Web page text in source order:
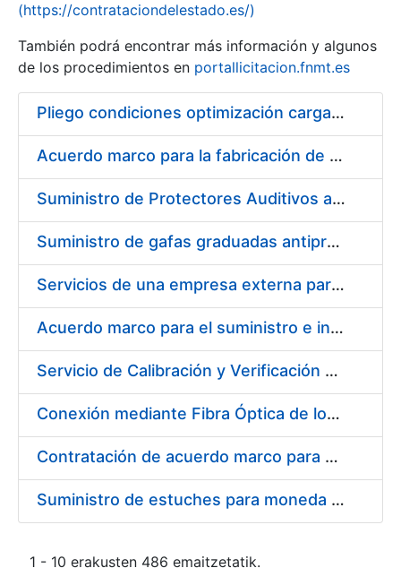
Erakutsi/Ezkutatu
(https://contrataciondelestado.es/)
También podrá encontrar más información y algunos
de los procedimientos en portallicitacion.fnmt.es
Pliego condiciones optimización cargas compras firmado
Acuerdo marco para la fabricación de piezas
Suministro de Protectores Auditivos a medida para las personas trabajadoras de los Centros de Trabajo de Madrid y Burgos
Suministro de gafas graduadas antiproyecciones para los trabajadores de la FNMT-RCM en los centros de trabajo de Madrid y Burgos
Servicios de una empresa externa para el asesoramiento y resolución de los recursos de alzada que se presentan relacionados con procesos de selección para la FNMT-RCM
Acuerdo marco para el suministro e instalación de persianas, estores y otros complementos
Servicio de Calibración y Verificación Externa de los Equipos de Medición del Servicio de Prevención de la FNMT-RCM
Conexión mediante Fibra Óptica de los Centros de Proceso de Datos (CPDs) de las sedes de la FNMT-RCM de Burgos y Madrid
Contratación de acuerdo marco para el Suministro de Material de Electricidad para la Fábrica Nacional de Moneda y Timbre-Real Casa de la Moneda en su centro de trabajo de Burgos
Suministro de estuches para moneda de 30 €
1 - 10 erakusten 486 emaitzetatik.